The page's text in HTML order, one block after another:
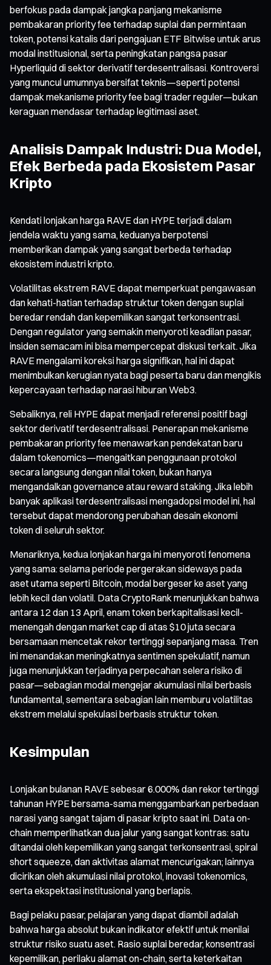
berfokus pada dampak jangka panjang mekanisme
pembakaran priority fee terhadap suplai dan permintaan
token, potensi katalis dari pengajuan ETF Bitwise untuk arus
modal institusional, serta peningkatan pangsa pasar
Hyperliquid di sektor derivatif terdesentralisasi. Kontroversi
yang muncul umumnya bersifat teknis—seperti potensi
dampak mekanisme priority fee bagi trader reguler—bukan
keraguan mendasar terhadap legitimasi aset.
Analisis Dampak Industri: Dua Model,
Efek Berbeda pada Ekosistem Pasar
Kripto
Kendati lonjakan harga RAVE dan HYPE terjadi dalam
jendela waktu yang sama, keduanya berpotensi
memberikan dampak yang sangat berbeda terhadap
ekosistem industri kripto.
Volatilitas ekstrem RAVE dapat memperkuat pengawasan
dan kehati-hatian terhadap struktur token dengan suplai
beredar rendah dan kepemilikan sangat terkonsentrasi.
Dengan regulator yang semakin menyoroti keadilan pasar,
insiden semacam ini bisa mempercepat diskusi terkait. Jika
RAVE mengalami koreksi harga signifikan, hal ini dapat
menimbulkan kerugian nyata bagi peserta baru dan mengikis
kepercayaan terhadap narasi hiburan Web3.
Sebaliknya, reli HYPE dapat menjadi referensi positif bagi
sektor derivatif terdesentralisasi. Penerapan mekanisme
pembakaran priority fee menawarkan pendekatan baru
dalam tokenomics—mengaitkan penggunaan protokol
secara langsung dengan nilai token, bukan hanya
mengandalkan governance atau reward staking. Jika lebih
banyak aplikasi terdesentralisasi mengadopsi model ini, hal
tersebut dapat mendorong perubahan desain ekonomi
token di seluruh sektor.
Menariknya, kedua lonjakan harga ini menyoroti fenomena
yang sama: selama periode pergerakan sideways pada
aset utama seperti Bitcoin, modal bergeser ke aset yang
lebih kecil dan volatil. Data CryptoRank menunjukkan bahwa
antara 12 dan 13 April, enam token berkapitalisasi kecil-
menengah dengan market cap di atas $10 juta secara
bersamaan mencetak rekor tertinggi sepanjang masa. Tren
ini menandakan meningkatnya sentimen spekulatif, namun
juga menunjukkan terjadinya perpecahan selera risiko di
pasar—sebagian modal mengejar akumulasi nilai berbasis
fundamental, sementara sebagian lain memburu volatilitas
ekstrem melalui spekulasi berbasis struktur token.
Kesimpulan
Lonjakan bulanan RAVE sebesar 6.000% dan rekor tertinggi
tahunan HYPE bersama-sama menggambarkan perbedaan
narasi yang sangat tajam di pasar kripto saat ini. Data on-
chain memperlihatkan dua jalur yang sangat kontras: satu
ditandai oleh kepemilikan yang sangat terkonsentrasi, spiral
short squeeze, dan aktivitas alamat mencurigakan; lainnya
dicirikan oleh akumulasi nilai protokol, inovasi tokenomics,
serta ekspektasi institusional yang berlapis.
Bagi pelaku pasar, pelajaran yang dapat diambil adalah
bahwa harga absolut bukan indikator efektif untuk menilai
struktur risiko suatu aset. Rasio suplai beredar, konsentrasi
kepemilikan, perilaku alamat on-chain, serta keterkaitan